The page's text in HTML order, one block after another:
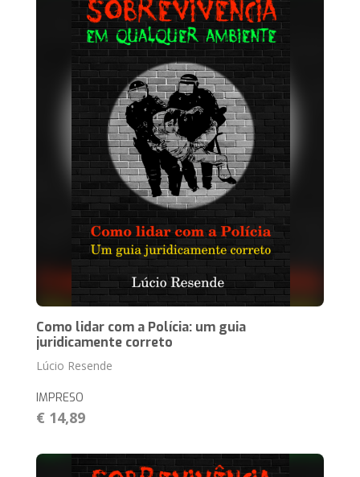
Como lidar com a Polícia: um guia
juridicamente correto
Lúcio Resende
IMPRESO
€ 14,89